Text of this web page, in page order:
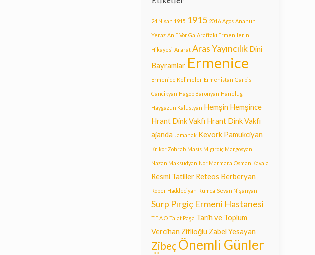
24 Nisan 1915 1915 2016 Agos Ananun
Yeraz An E Vor Ga Araftaki Ermenilerin
Hikayesi Ararat Aras Yayıncılık Dini
Bayramlar Ermenice
Ermenice Kelimeler Ermenistan Garbis
Cancikyan Hagop Baronyan Hanelug
Haygazun Kalustyan Hemşin Hemşince
Hrant Dink Vakfı Hrant Dink Vakfı
ajanda Jamanak Kevork Pamukciyan
Krikor Zohrab Masis Mıgırdiç Margosyan
Nazan Maksudyan Nor Marmara Osman Kavala
Resmi Tatiller Reteos Berberyan
Rober Haddeciyan Rumca Sevan Nişanyan
Surp Pırgiç Ermeni Hastanesi
T.E.A.O Talat Paşa Tarih ve Toplum
Vercihan Ziflioğlu Zabel Yesayan
ZibeçÖnemli Günler